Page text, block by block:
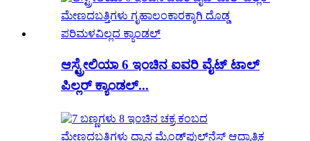
ಆಸ್ಟ್ರೇಲಿಯಾ 6 ಇಂಚಿನ ಐವರಿ ವೈಟ್ ಟಾಲ್
ಪಿಲ್ಲರ್ ಕ್ಯಾಂಡಲ್...